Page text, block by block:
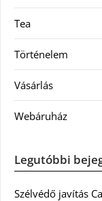
Tea
Történelem
Vásárlás
Webáruház
Legutóbbi
Szélvédő javítás